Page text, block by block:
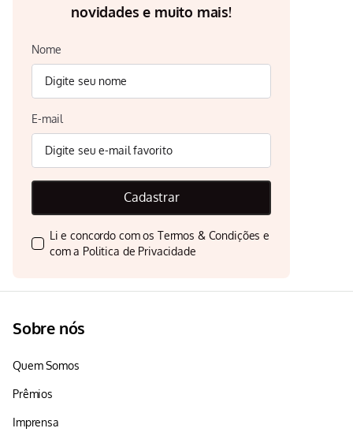
novidades e muito mais!
Nome
E-mail
Cadastrar
Li e concordo com os Termos & Condições e
com a Politica de Privacidade
Sobre nós
Quem Somos
Prêmios
Imprensa